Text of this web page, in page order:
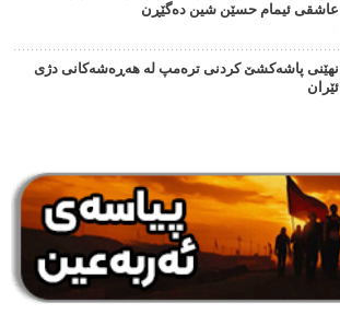
عاشقی ئیمام حسێن شین دەگێڕن
نهێنی پاشەکشێ کردنی ترەمپ لە هەڕەشەکانی دژی
ئێران